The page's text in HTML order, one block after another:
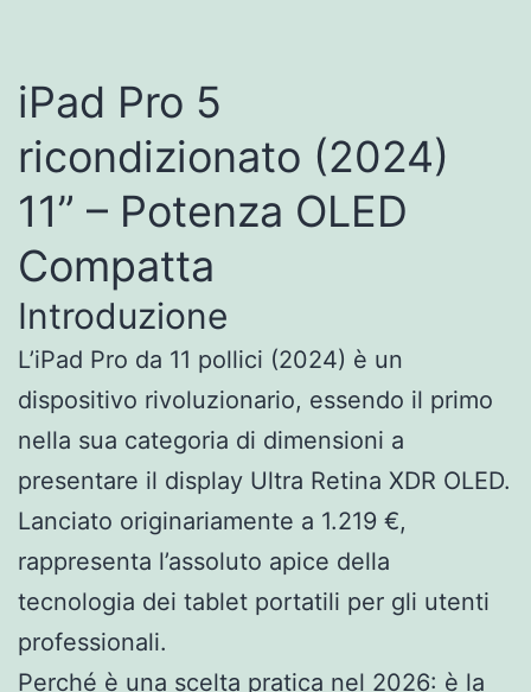
iPad Pro 5
ricondizionato (2024)
11” – Potenza OLED
Compatta
Introduzione
L’iPad Pro da 11 pollici (2024) è un
dispositivo rivoluzionario, essendo il primo
nella sua categoria di dimensioni a
presentare il display Ultra Retina XDR OLED.
Lanciato originariamente a 1.219 €,
rappresenta l’assoluto apice della
tecnologia dei tablet portatili per gli utenti
professionali.
Perché è una scelta pratica nel 2026: è la